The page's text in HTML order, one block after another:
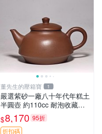
董先生的壓箱寶 1
嚴選紫砂一廠八十年代年糕土
半圓壺 約110cc 耐泡收藏佳
品 實用小器 年糕土 半圓壺
紅泥
$8,170 95折
折扣碼